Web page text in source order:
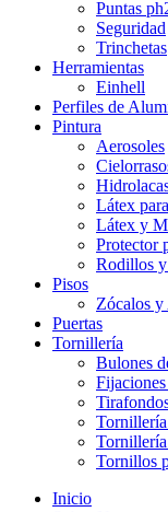
Puntas
Seguridad
Trinchetas
Herramientas
Einhell
Perfiles de
Pintura
Aerosoles
Látex
Látex y
Protector
Rodillos
Pisos
Zócalos y
Puertas
Tornillería
Bulones
Tornillería
Tornillería
Tornillos
Inicio